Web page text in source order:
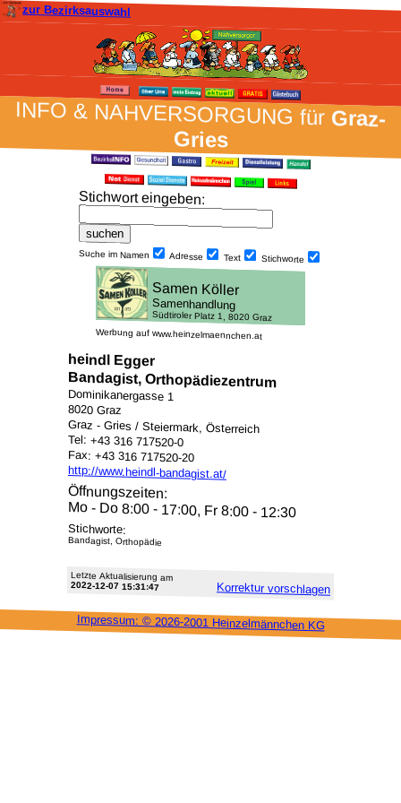
zur Bezirksauswahl
INFO & NAH­VER­SORG­UNG fürGraz-
Gries
Stich­wort ein­geben:
Suche im Namen Adresse Text Stich­worte
Werbung auf www.heinzelmaennchen.at
heindl Egger
Bandagist, Orthopädiezentrum
Dominikanergasse 1
8020 Graz
Graz - Gries / Steiermark, Österreich
Tel: +43 316 717520-0
Fax: +43 316 717520-20
http://www.heindl-bandagist.at/
Öffnungszeiten:
Mo - Do 8:00 - 17:00, Fr 8:00 - 12:30
Stichworte:
Bandagist, Orthopädie
Letzte Aktu­alisie­rung am
2022-12-07 15:31:47 Korrektur vor­schlagen
Impressum: © 2026-2001 Heinzel­männchen KG